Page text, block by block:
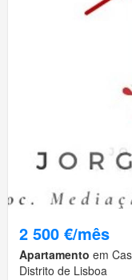
2 500 €/mês
Apartamento em
Distrito de Lisboa